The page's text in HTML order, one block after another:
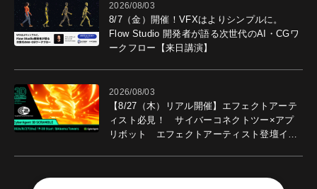
2026/08/03
8/7（金）開催！VFXはよりシンプルに。
Flow Studio 開発者が語る次世代のAI・CGワ
ークフロー【来日講演】
2026/08/03
【8/27（木）リアル開催】エフェクトアーテ
ィスト必見！ サイバーコネクトツー×アプ
リボット エフェクトアーティスト登壇イベ